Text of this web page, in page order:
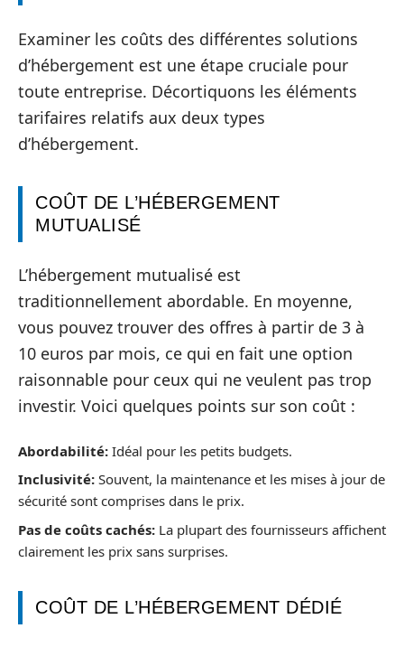
Examiner les coûts des différentes solutions
d’hébergement est une étape cruciale pour
toute entreprise. Décortiquons les éléments
tarifaires relatifs aux deux types
d’hébergement.
COÛT DE L’HÉBERGEMENT
MUTUALISÉ
L’hébergement mutualisé est
traditionnellement abordable. En moyenne,
vous pouvez trouver des offres à partir de 3 à
10 euros par mois, ce qui en fait une option
raisonnable pour ceux qui ne veulent pas trop
investir. Voici quelques points sur son coût :
Abordabilité: Idéal pour les petits budgets.
Inclusivité: Souvent, la maintenance et les mises à jour de
sécurité sont comprises dans le prix.
Pas de coûts cachés: La plupart des fournisseurs affichent
clairement les prix sans surprises.
COÛT DE L’HÉBERGEMENT DÉDIÉ